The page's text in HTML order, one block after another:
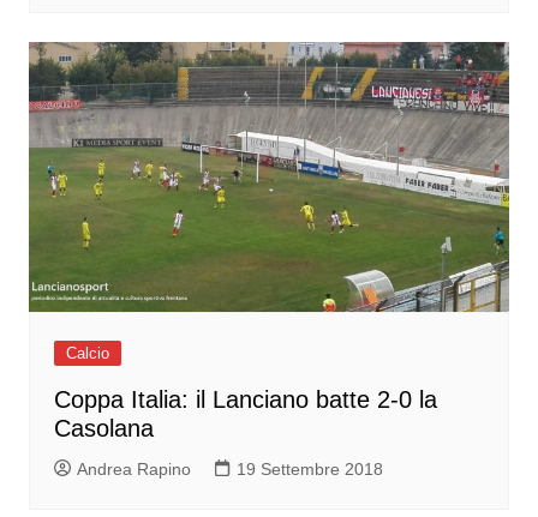
Calcio
Coppa Italia: il Lanciano batte 2-0 la
Casolana
Andrea Rapino 19 Settembre 2018